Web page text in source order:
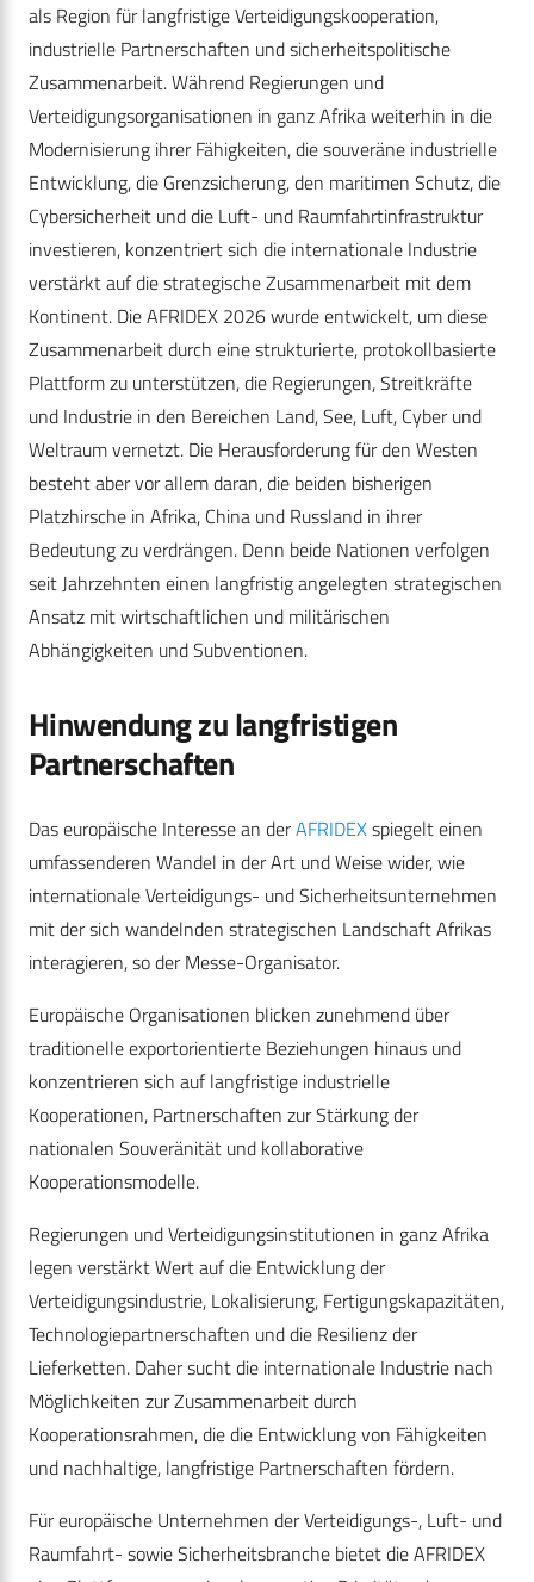
als Region für langfristige Verteidigungskooperation,
industrielle Partnerschaften und sicherheitspolitische
Zusammenarbeit. Während Regierungen und
Verteidigungsorganisationen in ganz Afrika weiterhin in die
Modernisierung ihrer Fähigkeiten, die souveräne industrielle
Entwicklung, die Grenzsicherung, den maritimen Schutz, die
Cybersicherheit und die Luft- und Raumfahrtinfrastruktur
investieren, konzentriert sich die internationale Industrie
verstärkt auf die strategische Zusammenarbeit mit dem
Kontinent. Die AFRIDEX 2026 wurde entwickelt, um diese
Zusammenarbeit durch eine strukturierte, protokollbasierte
Plattform zu unterstützen, die Regierungen, Streitkräfte
und Industrie in den Bereichen Land, See, Luft, Cyber und
Weltraum vernetzt. Die Herausforderung für den Westen
besteht aber vor allem daran, die beiden bisherigen
Platzhirsche in Afrika, China und Russland in ihrer
Bedeutung zu verdrängen. Denn beide Nationen verfolgen
seit Jahrzehnten einen langfristig angelegten strategischen
Ansatz mit wirtschaftlichen und militärischen
Abhängigkeiten und Subventionen.
Hinwendung zu langfristigen
Partnerschaften
Das europäische Interesse an derAFRIDEXspiegelt einen
umfassenderen Wandel in der Art und Weise wider, wie
internationale Verteidigungs- und Sicherheitsunternehmen
mit der sich wandelnden strategischen Landschaft Afrikas
interagieren, so der Messe-Organisator.
Europäische Organisationen blicken zunehmend über
traditionelle exportorientierte Beziehungen hinaus und
konzentrieren sich auf langfristige industrielle
Kooperationen, Partnerschaften zur Stärkung der
nationalen Souveränität und kollaborative
Kooperationsmodelle.
Regierungen und Verteidigungsinstitutionen in ganz Afrika
legen verstärkt Wert auf die Entwicklung der
Verteidigungsindustrie, Lokalisierung, Fertigungskapazitäten,
Technologiepartnerschaften und die Resilienz der
Lieferketten. Daher sucht die internationale Industrie nach
Möglichkeiten zur Zusammenarbeit durch
Kooperationsrahmen, die die Entwicklung von Fähigkeiten
und nachhaltige, langfristige Partnerschaften fördern.
Für europäische Unternehmen der Verteidigungs-, Luft- und
Raumfahrt- sowie Sicherheitsbranche bietet die AFRIDEX